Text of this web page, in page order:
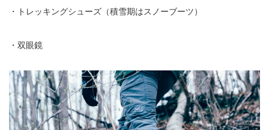
・トレッキングシューズ（積雪期はスノーブーツ）
・双眼鏡